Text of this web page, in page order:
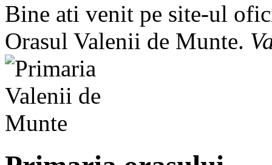
Bine ati venit pe site-ul
Orasul Valenii de Munte.